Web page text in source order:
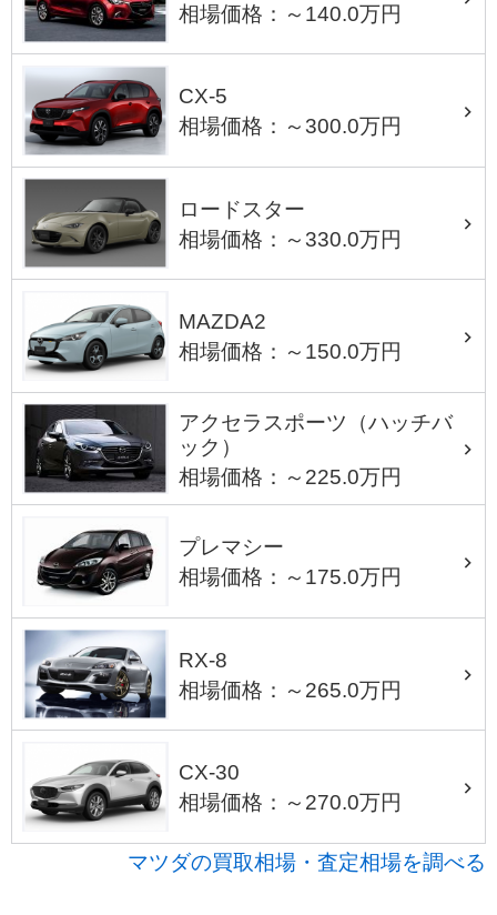
相場価格：～140.0万円
CX-5
相場価格：～300.0万円
ロードスター
相場価格：～330.0万円
MAZDA2
相場価格：～150.0万円
アクセラスポーツ（ハッチバ
ック）
相場価格：～225.0万円
プレマシー
相場価格：～175.0万円
RX-8
相場価格：～265.0万円
CX-30
相場価格：～270.0万円
マツダの買取相場・査定相場を調べる